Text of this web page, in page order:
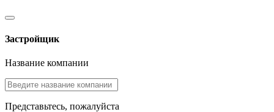
Застройщик
Название компании
Представьтесь, пожалуйста